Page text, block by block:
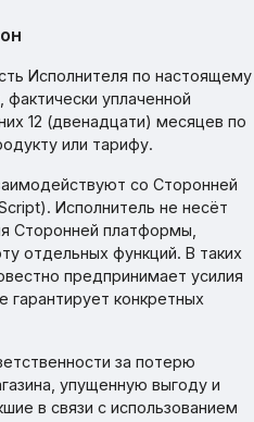
Исполнителя по настоящему
уплаченной
12 (двенадцати) месяцев по
или тарифу.
со Сторонней
Исполнитель не несёт
Сторонней платформы,
отдельных функций. В таких
предпринимает усилия
гарантирует конкретных
за потерю
упущенную выгоду и
в связи с использованием